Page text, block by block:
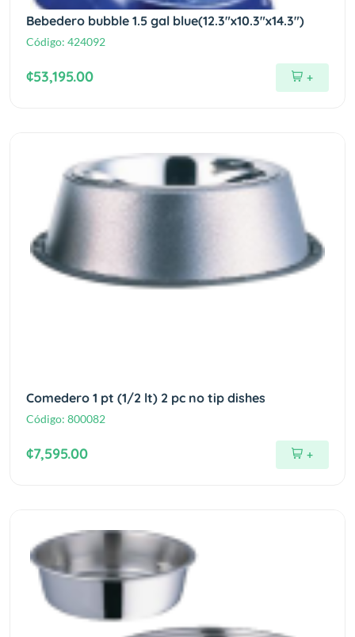
Bebedero bubble 1.5 gal blue(12.3"x10.3"x14.3")
Código: 424092
¢53,195.00 +
Comedero 1 pt (1/2 lt) 2 pc no tip dishes
Código: 800082
¢7,595.00 +